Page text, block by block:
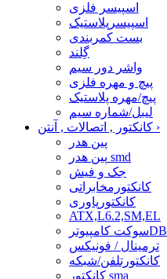
اسپیسر فلزی
اسپیسرپلاستیک
بست کمربندی
گِلند
واشر دور سیم
پیچ و مهره فلزی
پیچ/مهره پلاستیک
لیبل/شماره سیم
›
پین هدر
پین هدر smd
جک و فیش
کانکتورمخابراتی
کانکتورپاوری
ATX,L6.2,SM,EL
سوکت کامپیوترDB
ترمینال / فونیکس
کانکتورتلفن/شبکه
کانکتور sma